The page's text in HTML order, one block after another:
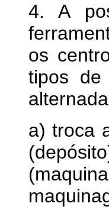
4. A
os
tipos de
a) troca